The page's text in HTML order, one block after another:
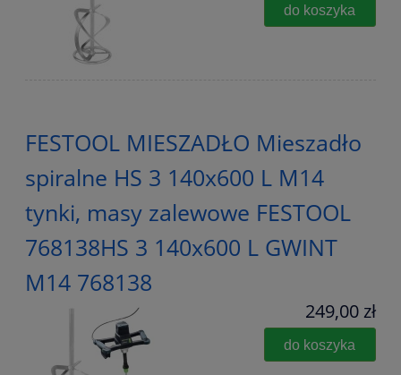
do koszyka
FESTOOL MIESZADŁO Mieszadło
spiralne HS 3 140x600 L M14
tynki, masy zalewowe FESTOOL
768138HS 3 140x600 L GWINT
M14 768138
249,00 zł
do koszyka